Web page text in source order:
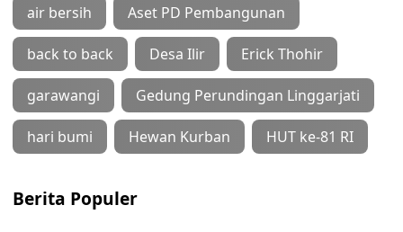
air bersih Aset PD Pembangunan
back to back Desa Ilir Erick Thohir
garawangi Gedung Perundingan Linggarjati
hari bumi Hewan Kurban HUT ke-81 RI
Berita Populer